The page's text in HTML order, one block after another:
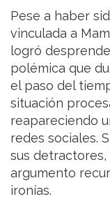
Pese a haber
vinculada a
logró
polémica que
el paso del
situación
reapareciendo
redes sociales.
sus detractores,
argumento
ironías.